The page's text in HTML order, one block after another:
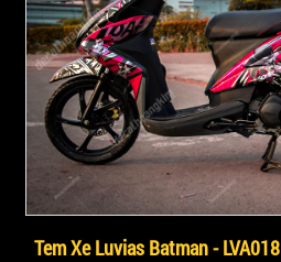
Tem Xe Luvias Batman - LVA018